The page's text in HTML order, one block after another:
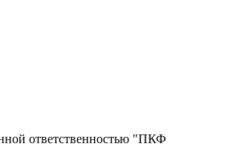
ответственностью "ПКФ